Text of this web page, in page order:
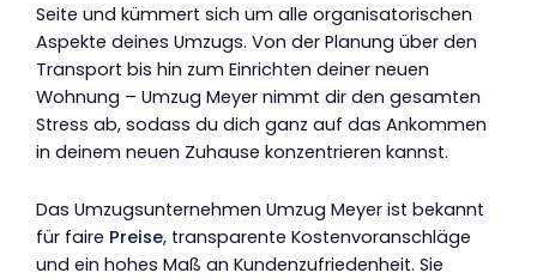
Seite und kümmert sich um alle organisatorischen
Aspekte deines Umzugs. Von der Planung über den
Transport bis hin zum Einrichten deiner neuen
Wohnung – Umzug Meyer nimmt dir den gesamten
Stress ab, sodass du dich ganz auf das Ankommen
in deinem neuen Zuhause konzentrieren kannst.
Das Umzugsunternehmen Umzug Meyer ist bekannt
für faire Preise, transparente Kostenvoranschläge
und ein hohes Maß an Kundenzufriedenheit. Sie